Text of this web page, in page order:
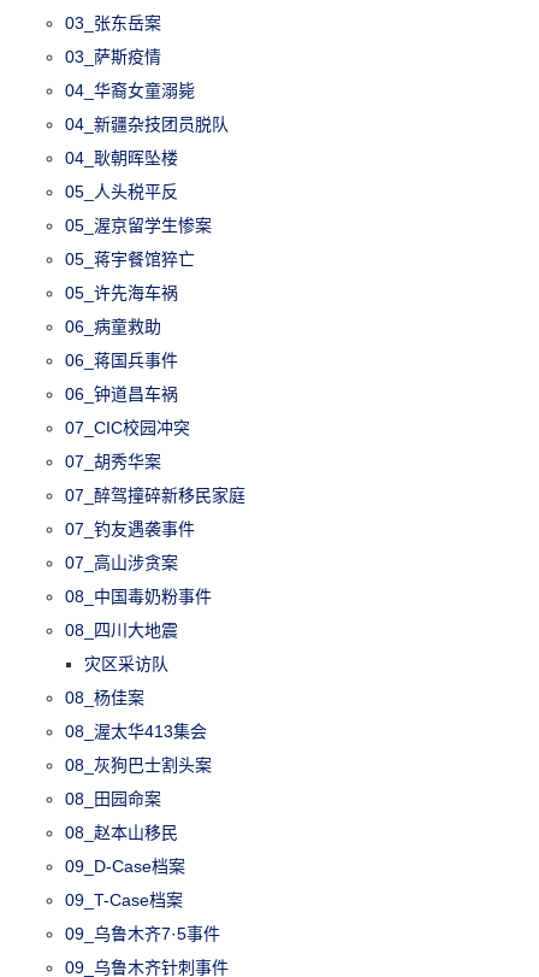
03_张东岳案
03_萨斯疫情
04_华裔女童溺毙
04_新疆杂技团员脱队
04_耿朝晖坠楼
05_人头税平反
05_渥京留学生惨案
05_蒋宇餐馆猝亡
05_许先海车祸
06_病童救助
06_蒋国兵事件
06_钟道昌车祸
07_CIC校园冲突
07_胡秀华案
07_醉驾撞碎新移民家庭
07_钓友遇袭事件
07_高山涉贪案
08_中国毒奶粉事件
08_四川大地震
灾区采访队
08_杨佳案
08_渥太华413集会
08_灰狗巴士割头案
08_田园命案
08_赵本山移民
09_D-Case档案
09_T-Case档案
09_乌鲁木齐7·5事件
09_乌鲁木齐针刺事件